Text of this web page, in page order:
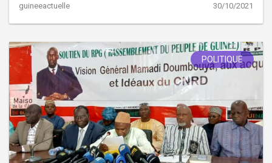
guineeactuelle 30/10/2021
POLITIQUE